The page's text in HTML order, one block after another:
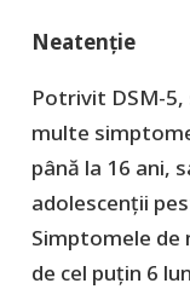
Neatenție
Potrivit DSM-5,
multe
până la 16 ani,
adolescenții
Simptomele
de cel puțin 6